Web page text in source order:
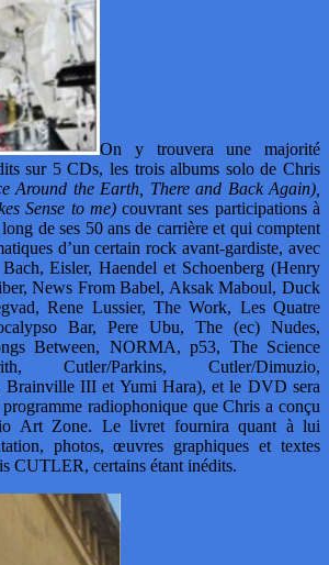
On y trouvera une majorité
sur 5 CDs, les trois albums solo de Chris
Around the Earth, There and Back Again),
Sense to me)couvrant ses participations à
de ses 50 ans de carrière et qui comptent
d’un certain rock avant-gardiste, avec
Eisler, Haendel et Schoenberg (Henry
News From Babel, Aksak Maboul, Duck
Rene Lussier, The Work, Les Quatre
Bar, Pere Ubu, The (ec) Nudes,
Between, NORMA, p53, The Science
Cutler/Parkins, Cutler/Dimuzio,
Brainville III et Yumi Hara), et le DVD sera
radiophonique que Chris a conçu
Art Zone. Le livret fournira quant à lui
photos, œuvres graphiques et textes
CUTLER, certains étant inédits.